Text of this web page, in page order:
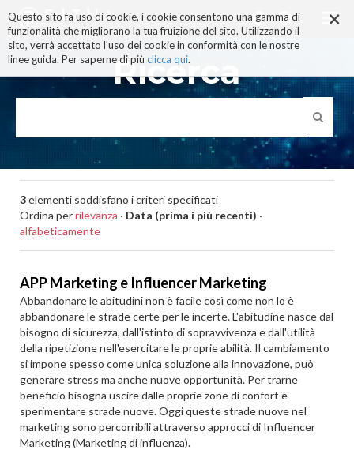
×
Questo sito fa uso di cookie, i cookie consentono una gamma di
funzionalità che migliorano la tua fruizione del sito. Utilizzando il
sito, verrà accettato l'uso dei cookie in conformità con le nostre
linee guida. Per saperne di più clicca qui.
ai
contenuti.
|
alla
navigazione
Ricerca
3elementi soddisfano i criteri specificati
Ordina perrilevanza · Data (prima i più recenti) ·
alfabeticamente
APP Marketing e Influencer Marketing
Abbandonare le abitudini non è facile così come non lo è
abbandonare le strade certe per le incerte. L'abitudine nasce dal
bisogno di sicurezza, dall'istinto di sopravvivenza e dall'utilità
della ripetizione nell'esercitare le proprie abilità. Il cambiamento
si impone spesso come unica soluzione alla innovazione, può
generare stress ma anche nuove opportunità. Per trarne
beneficio bisogna uscire dalle proprie zone di confort e
sperimentare strade nuove. Oggi queste strade nuove nel
marketing sono percorribili attraverso approcci di Influencer
Marketing (Marketing di influenza).